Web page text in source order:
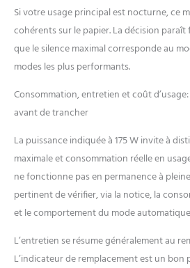
Si votre usage principal est nocturne, ce
cohérents sur le papier. La décision
que le silence maximal corresponde au
modes les plus performants.
Consommation, entretien et coût
avant de trancher
La puissance indiquée à 175 W invite à
maximale et consommation réelle en
ne fonctionne pas en permanence à
pertinent de vérifier, via la notice, la
et le comportement du mode
L’entretien se résume généralement au
L’indicateur de remplacement est un bon